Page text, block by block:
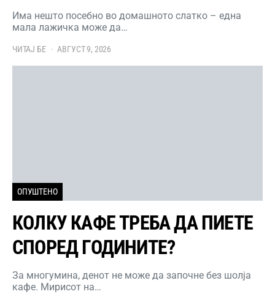
Има нешто посебно во домашното слатко – една
мала лажичка може да…
ЧИТАЈ БЕ АВГУСТ 9, 2026
ОПУШТЕНО
КОЛКУ КАФЕ ТРЕБА ДА ПИЕТЕ
СПОРЕД ГОДИНИТЕ?
За многумина, денот не може да започне без шолја
кафе. Мирисот на…